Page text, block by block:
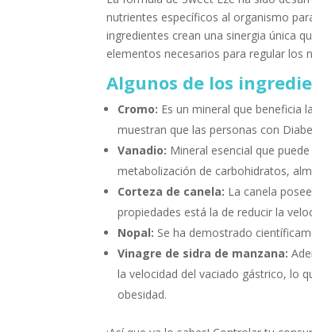
nutrientes específicos al organismo
ingredientes crean una sinergia única
elementos necesarios para regular los
Algunos de los
Cromo: Es un mineral que beneficia
muestran que las personas con
Vanadio: Mineral esencial que
metabolización de carbohidratos,
Corteza de canela: La canela
propiedades está la de reducir la
Nopal: Se ha demostrado
Vinagre de sidra de manzana:
la velocidad del vaciado gástrico, lo
obesidad.